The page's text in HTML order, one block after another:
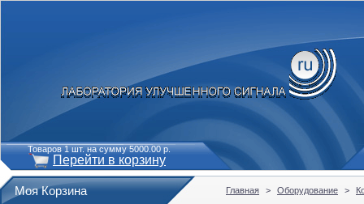
Товаров 1 шт. на сумму 5000.00 р.
Перейти в корзину
Моя Корзина Главная > Оборудование >